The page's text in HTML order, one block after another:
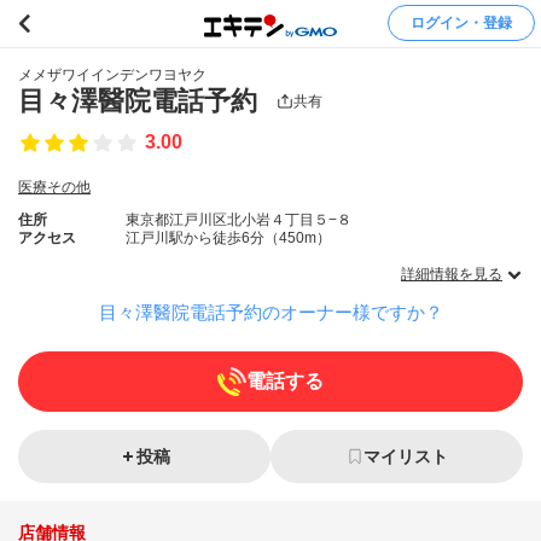
ログイン・登録
メメザワイインデンワヨヤク
目々澤醫院電話予約 共有
3.00
医療その他
住所
東京都江戸川区北小岩４丁目５−８
アクセス
江戸川駅から徒歩6分（450m）
詳細情報を見る
目々澤醫院電話予約のオーナー様ですか？
電話する
投稿 マイリスト
店舗情報